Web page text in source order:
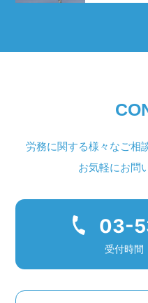
労務に関する様々なご相
お気軽にお問
03-
受付時